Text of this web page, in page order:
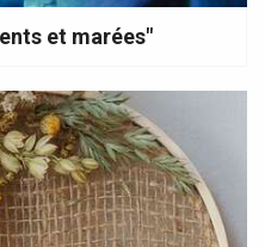
et marées"